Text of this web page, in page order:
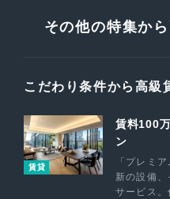
その他の特集か
こだわり条件から高級
賃貸
賃料100
ン
「プレミ
新の設備
サービス